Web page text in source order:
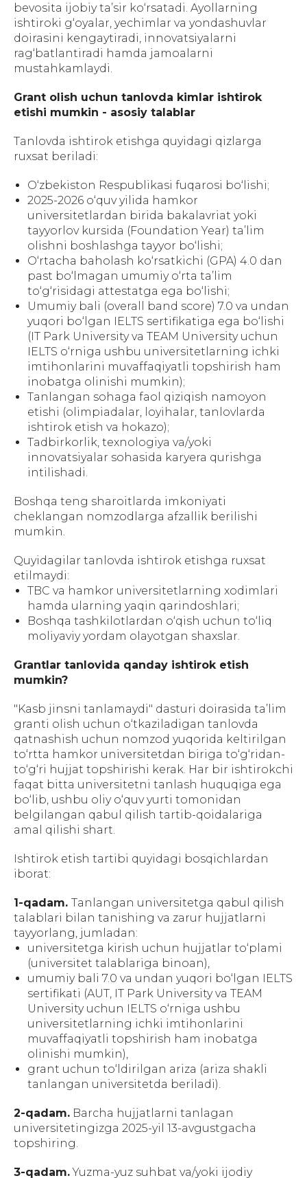
bevosita ijobiy ta’sir ko‘rsatadi. Ayollarning
ishtiroki g‘oyalar, yechimlar va yondashuvlar
doirasini kengaytiradi, innovatsiyalarni
rag‘batlantiradi hamda jamoalarni
mustahkamlaydi.
Grant olish uchun tanlovda kimlar ishtirok
etishi mumkin - asosiy talablar
Tanlovda ishtirok etishga quyidagi qizlarga
ruxsat beriladi:
O‘zbekiston Respublikasi fuqarosi bo‘lishi;
2025-2026 o‘quv yilida hamkor
universitetlardan birida bakalavriat yoki
tayyorlov kursida (Foundation Year) ta’lim
olishni boshlashga tayyor bo‘lishi;
O‘rtacha baholash ko‘rsatkichi (GPA) 4.0 dan
past bo‘lmagan umumiy o‘rta ta’lim
to‘g‘risidagi attestatga ega bo‘lishi;
Umumiy bali (overall band score) 7.0 va undan
yuqori bo‘lgan IELTS sertifikatiga ega bo‘lishi
(IT Park University va TEAM University uchun
IELTS o‘rniga ushbu universitetlarning ichki
imtihonlarini muvaffaqiyatli topshirish ham
inobatga olinishi mumkin);
Tanlangan sohaga faol qiziqish namoyon
etishi (olimpiadalar, loyihalar, tanlovlarda
ishtirok etish va hokazo);
Tadbirkorlik, texnologiya va/yoki
innovatsiyalar sohasida karyera qurishga
intilishadi.
Boshqa teng sharoitlarda imkoniyati
cheklangan nomzodlarga afzallik berilishi
mumkin.
Quyidagilar tanlovda ishtirok etishga ruxsat
etilmaydi:
TBC va hamkor universitetlarning xodimlari
hamda ularning yaqin qarindoshlari;
Boshqa tashkilotlardan o‘qish uchun to‘liq
moliyaviy yordam olayotgan shaxslar.
Grantlar tanlovida qanday ishtirok etish
mumkin?
"Kasb jinsni tanlamaydi" dasturi doirasida ta’lim
granti olish uchun o‘tkaziladigan tanlovda
qatnashish uchun nomzod yuqorida keltirilgan
to‘rtta hamkor universitetdan biriga to‘g‘ridan-
to‘g‘ri hujjat topshirishi kerak. Har bir ishtirokchi
faqat bitta universitetni tanlash huquqiga ega
bo‘lib, ushbu oliy o‘quv yurti tomonidan
belgilangan qabul qilish tartib-qoidalariga
amal qilishi shart.
Ishtirok etish tartibi quyidagi bosqichlardan
iborat:
1-qadam. Tanlangan universitetga qabul qilish
talablari bilan tanishing va zarur hujjatlarni
tayyorlang, jumladan:
universitetga kirish uchun hujjatlar to‘plami
(universitet talablariga binoan),
umumiy bali 7.0 va undan yuqori bo‘lgan IELTS
sertifikati (AUT, IT Park University va TEAM
University uchun IELTS o‘rniga ushbu
universitetlarning ichki imtihonlarini
muvaffaqiyatli topshirish ham inobatga
olinishi mumkin),
grant uchun to‘ldirilgan ariza (ariza shakli
tanlangan universitetda beriladi).
2-qadam. Barcha hujjatlarni tanlagan
universitetingizga 2025-yil 13-avgustgacha
topshiring.
3-qadam.Yuzma-yuz suhbat va/yoki ijodiy